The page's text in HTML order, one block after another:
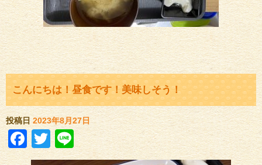
こんにちは！昼食です！美味しそう！
投稿日 2023年8月27日
Facebook
Twitter
Line